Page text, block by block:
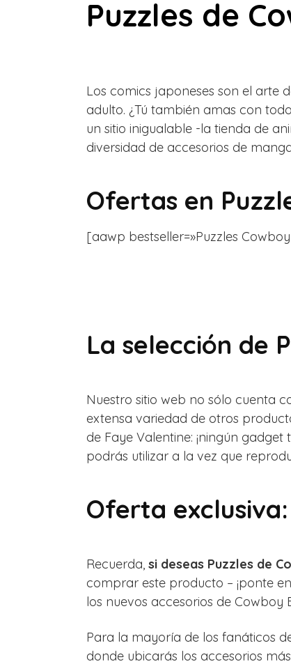
Puzzles de
Los comics japoneses son el arte
adulto. ¿Tú también amas con
un sitio inigualable -la tienda de
diversidad de accesorios de
Ofertas en
[aawp bestseller=»Puzzles
La selección de
Nuestro sitio web no sólo cuenta
extensa variedad de otros
de Faye Valentine: ¡ningún
podrás utilizar a la vez que
Oferta
Recuerda, si deseas Puzzles de
comprar este producto – ¡ponte
los nuevos accesorios de Cowboy
Para la mayoría de los fanáticos
donde ubicarás los accesorios